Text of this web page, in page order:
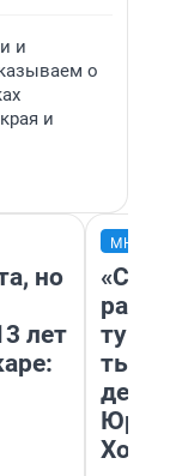
и
о
и
но
лет
день